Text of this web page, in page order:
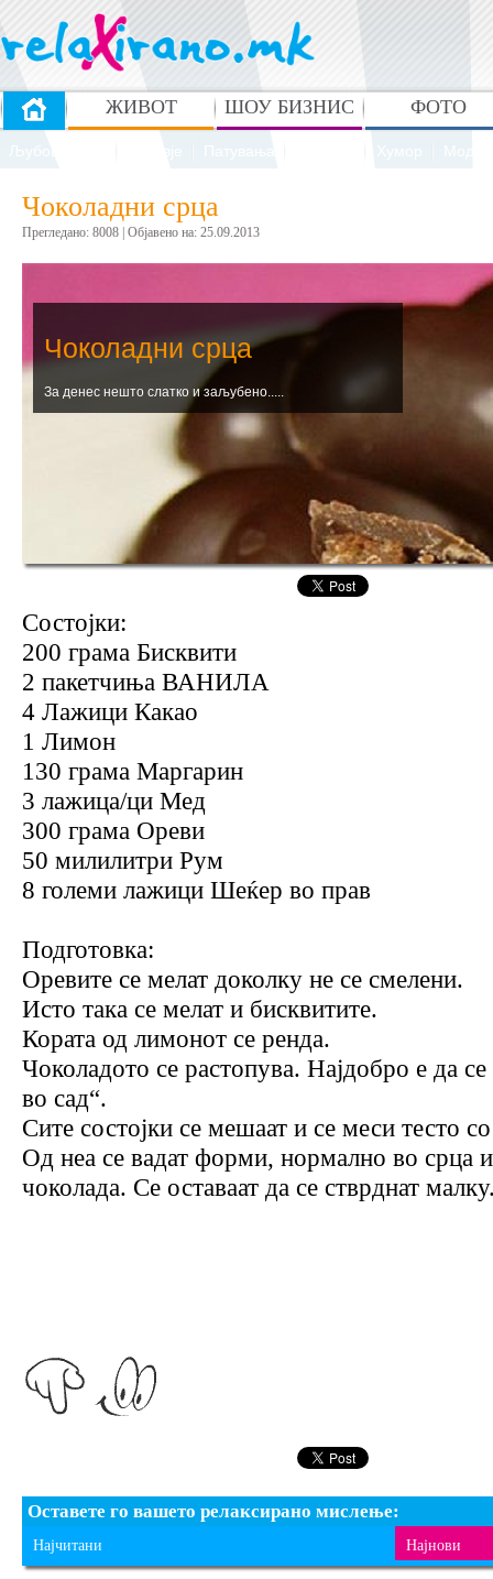
ЖИВОТ ШОУ БИЗНИС ФОТО
Чоколадни срца
Прегледано: 8008 | Oбјавено на: 25.09.2013
Чоколадни срца
За денес нешто слатко и заљубено.....
Состојки:
200 грама Бисквити
2 пакетчиња ВАНИЛА
4 Лажици Какао
1 Лимон
130 грама Маргарин
3 лажица/ци Мед
300 грама Ореви
50 милилитри Рум
8 големи лажици Шеќер во прав
Подготовка:
Оревите се мелат доколку не се смелени.
Исто така се мелат и бисквитите.
Кората од лимонот се ренда.
Чоколадото се растопува. Најдобро е да
во сад“.
Сите состојки се мешаат и се меси тесто
Од неа се вадат форми, нормално во срца и
чоколада. Се оставаат да се стврднат
Оставете го вашето релаксирано мислење:
Најчитани Најнови